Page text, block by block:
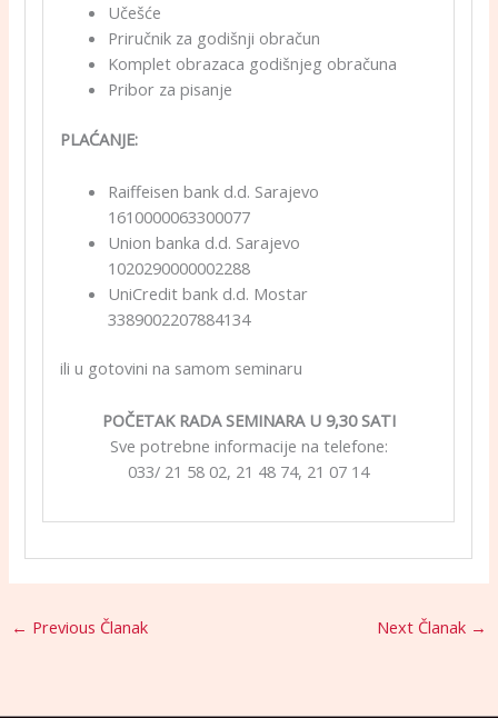
Učešće
Priručnik za godišnji obračun
Komplet obrazaca godišnjeg obračuna
Pribor za pisanje
PLAĆANJE:
Raiffeisen bank d.d. Sarajevo
1610000063300077
Union banka d.d. Sarajevo
1020290000002288
UniCredit bank d.d. Mostar
3389002207884134
ili u gotovini na samom seminaru
POČETAK RADA SEMINARA U 9,30 SATI
Sve potrebne informacije na telefone:
033/ 21 58 02, 21 48 74, 21 07 14
← Previous Članak Next Članak →